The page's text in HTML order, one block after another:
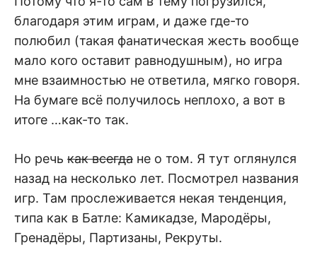
благодаря этим играм, и даже где-то
полюбил (такая фанатическая жесть вообще
мало кого оставит равнодушным), но игра
мне взаимностью не ответила, мягко говоря.
На бумаге всё получилось неплохо, а вот в
итоге …как-то так.
Но речь как всегда не о том. Я тут оглянулся
назад на несколько лет. Посмотрел названия
игр. Там прослеживается некая тенденция,
типа как в Батле: Камикадзе, Мародёры,
Гренадёры, Партизаны, Рекруты.